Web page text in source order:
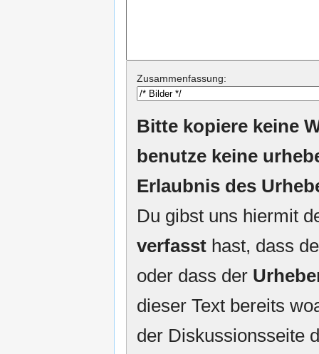
Zusammenfassung:
Bitte kopiere keine
benutze keine
Erlaubnis des
Du gibst uns hiermit
verfasst hast, dass
oder dass der
dieser Text bereits
der Diskussionsseite